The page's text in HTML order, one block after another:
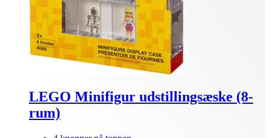
LEGO Minifigur udstillingsæske (8-
rum)